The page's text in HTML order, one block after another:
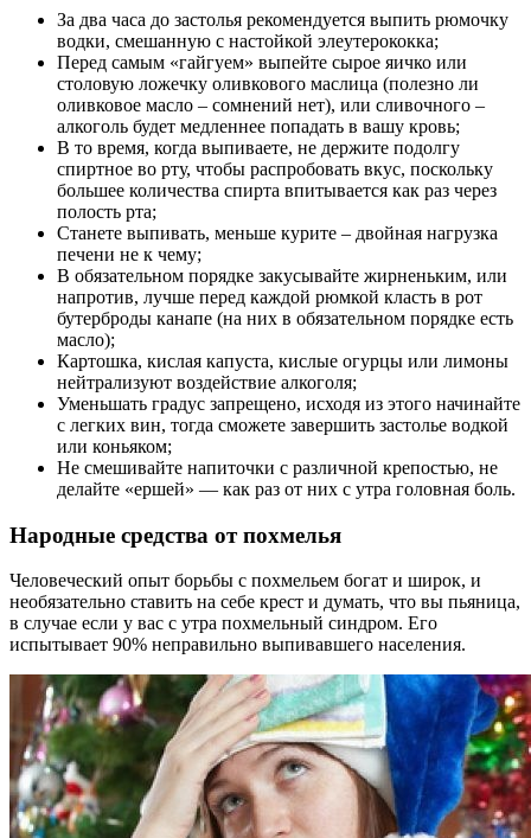
За два часа до застолья рекомендуется выпить рюмочку
водки, смешанную с настойкой элеутерококка;
Перед самым «гайгуем» выпейте сырое яичко или
столовую ложечку оливкового маслица (полезно ли
оливковое масло – сомнений нет), или сливочного –
алкоголь будет медленнее попадать в вашу кровь;
В то время, когда выпиваете, не держите подолгу
спиртное во рту, чтобы распробовать вкус, поскольку
большее количества спирта впитывается как раз через
полость рта;
Станете выпивать, меньше курите – двойная нагрузка
печени не к чему;
В обязательном порядке закусывайте жирненьким, или
напротив, лучше перед каждой рюмкой класть в рот
бутерброды канапе (на них в обязательном порядке есть
масло);
Картошка, кислая капуста, кислые огурцы или лимоны
нейтрализуют воздействие алкоголя;
Уменьшать градус запрещено, исходя из этого начинайте
с легких вин, тогда сможете завершить застолье водкой
или коньяком;
Не смешивайте напиточки с различной крепостью, не
делайте «ершей» — как раз от них с утра головная боль.
Народные средства от похмелья
Человеческий опыт борьбы с похмельем богат и широк, и
необязательно ставить на себе крест и думать, что вы пьяница,
в случае если у вас с утра похмельный синдром. Его
испытывает 90% неправильно выпивавшего населения.